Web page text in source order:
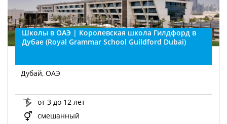
Школы в ОАЭ | Королевская школа Гилдфорд в
Дубае (Royal Grammar School Guildford Dubai)
Дубай, ОАЭ
от 3 до 12 лет
смешанный